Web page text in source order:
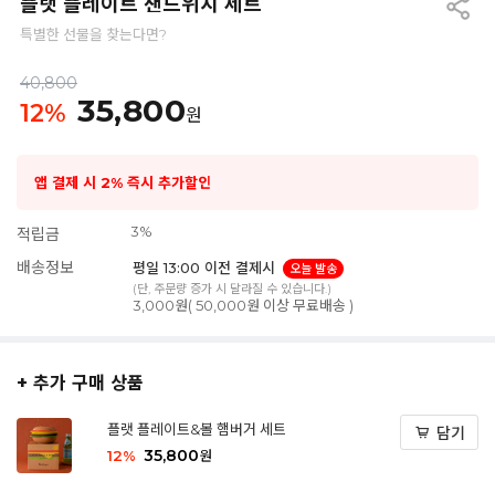
특별한 선물을 찾는다면?
40,800
12% 35,800원
앱 결제 시 2% 즉시 추가할인
적립금 3%
배송정보 평일 13:00 이전 결제시
오늘 발송
(단, 주문량 증가 시 달라질 수 있습니다.)
3,000원( 50,000원 이상 무료배송 )
+ 추가 구매 상품
플랫 플레이트&볼 햄버거 세트
12% 35,800원
담기